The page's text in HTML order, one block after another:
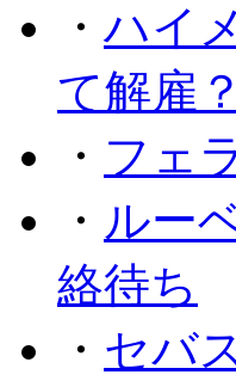
・ハイ
て解雇？
・ フェ
・ ルー
絡待ち
・ セバ